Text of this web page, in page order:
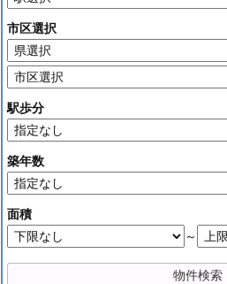
市区選択
駅歩分
築年数
面積
～